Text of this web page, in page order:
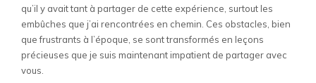
qu’il y avait tant à partager de cette expérience, surtout les
embûches que j’ai rencontrées en chemin. Ces obstacles, bien
que frustrants à l’époque, se sont transformés en leçons
précieuses que je suis maintenant impatient de partager avec
vous.